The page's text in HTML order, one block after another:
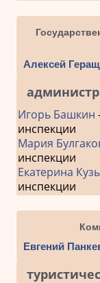
Алексей
Игорь Башкин
инспекции
Мария
инспекции
Екатерина
инспекции
Евгений